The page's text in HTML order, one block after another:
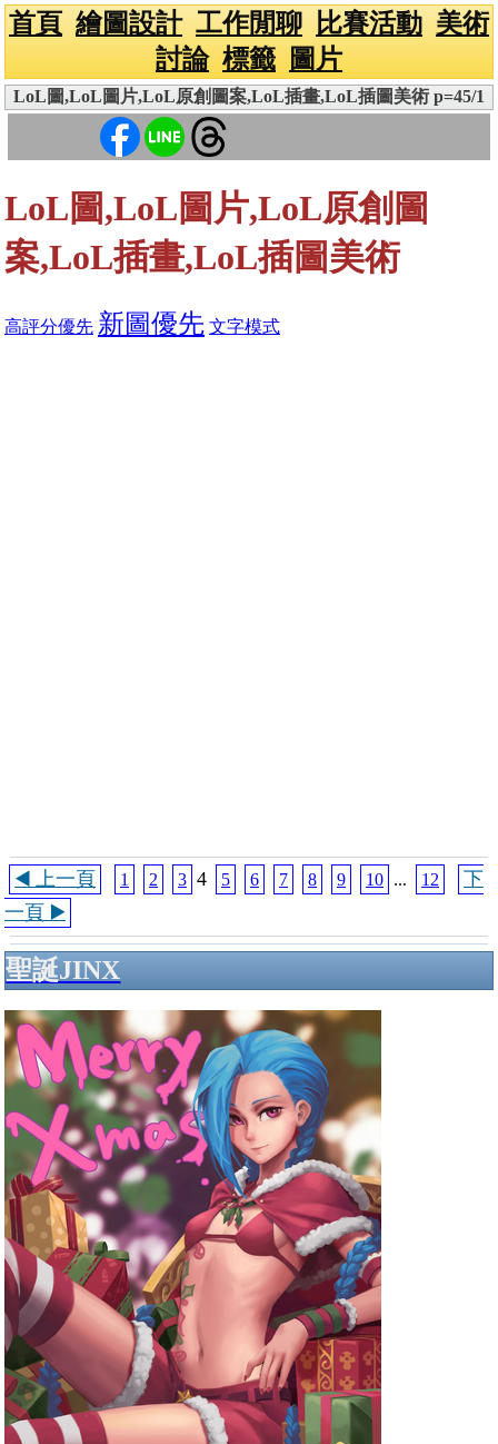
首頁 繪圖設計 工作閒聊 比賽活動 美術
討論 標籤 圖片
LoL圖,LoL圖片,LoL原創圖案,LoL插畫,LoL插圖美術 p=45/1
LoL圖,LoL圖片,LoL原創圖
案,LoL插畫,LoL插圖美術
高評分優先 新圖優先 文字模式
◀️ 上一頁 1 2 3 4 5 6 7 8 9 10 ... 12
下
一頁 ▶️
聖誕JINX